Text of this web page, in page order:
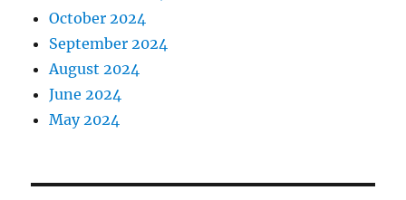
October 2024
September 2024
August 2024
June 2024
May 2024